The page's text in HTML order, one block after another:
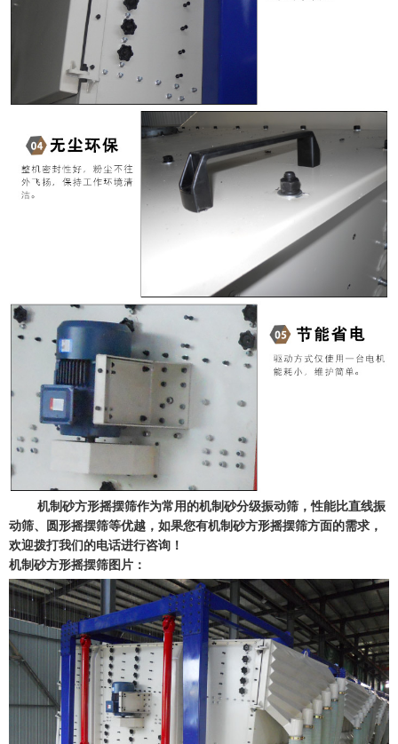
机制砂方形摇摆筛作为常用的机制砂分级振动筛，性能比直线振
动筛、圆形摇摆筛等优越，如果您有机制砂方形摇摆筛方面的需求，
欢迎拨打我们的电话进行咨询！
机制砂方形摇摆筛图片：